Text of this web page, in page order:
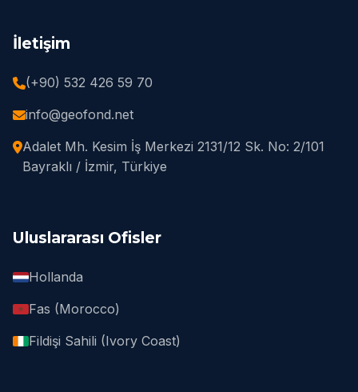
İletişim
(+90) 532 426 59 70
info@geofond.net
Adalet Mh. Kesim İş Merkezi 2131/12 Sk. No: 2/101
Bayraklı / İzmir, Türkiye
Uluslararası Ofisler
Hollanda
Fas (Morocco)
Fildişi Sahili (Ivory Coast)